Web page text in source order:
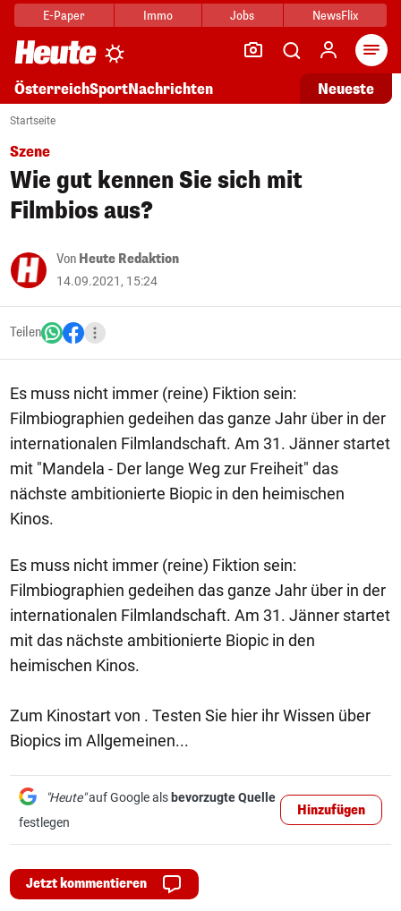
E-Paper Immo Jobs NewsFlix
ÖsterreichSportNachrichten Neueste
Startseite
Szene
Wie gut kennen Sie sich mit
Filmbios aus?
Von Heute Redaktion
14.09.2021, 15:24
Teilen
Es muss nicht immer (reine) Fiktion sein:
Filmbiographien gedeihen das ganze Jahr über in der
internationalen Filmlandschaft. Am 31. Jänner startet
mit "Mandela - Der lange Weg zur Freiheit" das
nächste ambitionierte Biopic in den heimischen
Kinos.
Es muss nicht immer (reine) Fiktion sein:
Filmbiographien gedeihen das ganze Jahr über in der
internationalen Filmlandschaft. Am 31. Jänner startet
mit das nächste ambitionierte Biopic in den
heimischen Kinos.
Zum Kinostart von . Testen Sie hier ihr Wissen über
Biopics im Allgemeinen...
"Heute"auf Google als bevorzugte Quelle
festlegen
Hinzufügen
Jetzt kommentieren